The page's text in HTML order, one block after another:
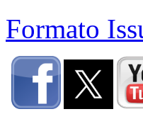
Formato